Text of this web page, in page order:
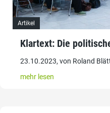
Artikel
Klartext: Die
23.10.2023, von Roland
mehr lesen